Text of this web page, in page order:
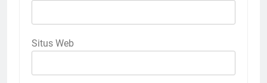
Situs Web